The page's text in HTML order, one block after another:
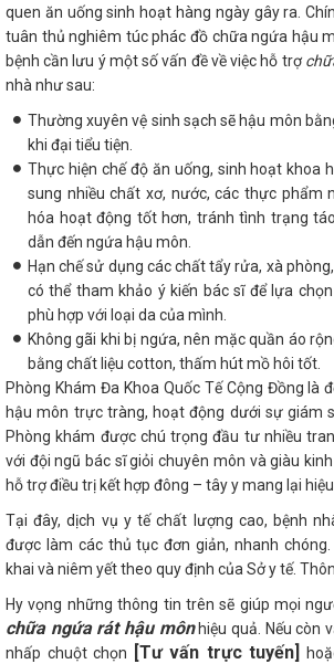
quen ăn uống sinh hoạt hàng ngày gây ra.
tuân thủ nghiêm túc phác đồ chữa ngứa hậu
bệnh cần lưu ý một số vấn đề về việc hỗ trợ
nhà như sau:
Thường xuyên vệ sinh sạch sẽ hậu môn
khi đại tiểu tiện.
Thực hiện chế độ ăn uống, sinh hoạt khoa
sung nhiều chất xơ, nước, các thực phẩm
hóa hoạt động tốt hơn, tránh tình trạng
dẫn đến ngứa hậu môn.
Hạn chế sử dụng các chất tẩy rửa, xà
có thể tham khảo ý kiến bác sĩ để lựa
phù hợp với loại da của mình.
Không gãi khi bị ngứa, nên mặc quần áo
bằng chất liệu cotton, thấm hút mồ hôi tốt.
Phòng Khám Đa Khoa Quốc Tế Cộng Đồng là
hậu môn trực tràng, hoạt động dưới sự giám
Phòng khám được chú trọng đầu tư nhiều
với đội ngũ bác sĩ giỏi chuyên môn và giàu
hỗ trợ điều trị kết hợp đông – tây y mang lại hiệu
Tại đây, dịch vụ y tế chất lượng cao, bệnh
được làm các thủ tục đơn giản, nhanh
khai và niêm yết theo quy định của Sở y tế.
Hy vọng những thông tin trên sẽ giúp mọi
chữa ngứa rát hậu mônhiệu quả. Nếu còn
nhấp chuột chọn
[Tư vấn trực tuyến]